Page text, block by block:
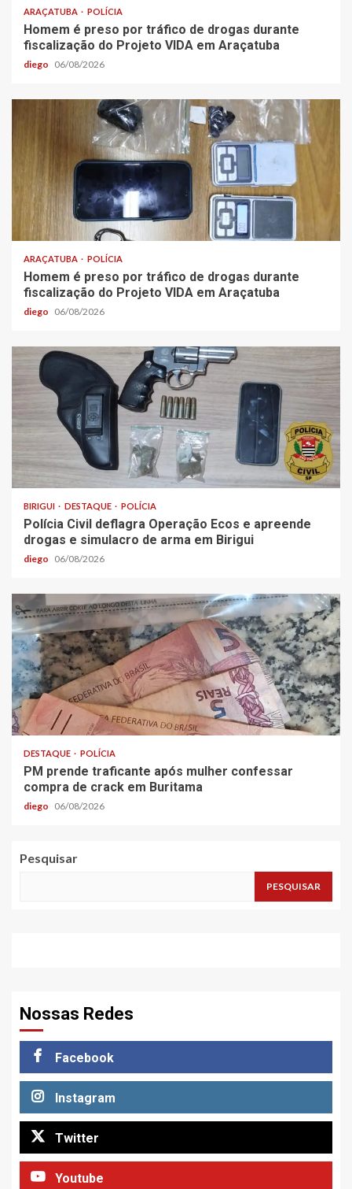
ARAÇATUBA POLÍCIA
Homem é preso por tráfico de drogas durante
fiscalização do Projeto VIDA em Araçatuba
diego 06/08/2026
ARAÇATUBA POLÍCIA
Homem é preso por tráfico de drogas durante
fiscalização do Projeto VIDA em Araçatuba
diego 06/08/2026
BIRIGUI DESTAQUE POLÍCIA
Polícia Civil deflagra Operação Ecos e apreende
drogas e simulacro de arma em Birigui
diego 06/08/2026
DESTAQUE POLÍCIA
PM prende traficante após mulher confessar
compra de crack em Buritama
diego 06/08/2026
Pesquisar
PESQUISAR
Nossas Redes
Facebook
Instagram
Twitter
Youtube